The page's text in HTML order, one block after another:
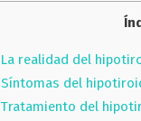
La realidad del
Síntomas del
Tratamiento del